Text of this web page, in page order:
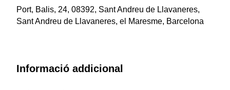
Port, Balis, 24, 08392, Sant Andreu de Llavaneres,
Sant Andreu de Llavaneres, el Maresme, Barcelona
Informació addicional